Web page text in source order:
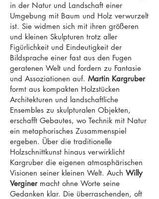
in der Natur und Landschaft einer
Umgebung mit Baum und Holz verwurzelt
ist. Sie widmen sich mit ihren größeren
und kleinen Skulpturen trotz aller
Figürlichkeit und Eindeutigkeit der
Bildsprache einer fast aus den Fugen
geratenen Welt und fordern zu Fantasie
und Assoziationen auf. Martin Kargruber
formt aus kompakten Holzstücken
Architekturen und landschaftliche
Ensembles zu skulpturalen Objekten,
erschafft Gebautes, wo Technik mit Natur
ein metaphorisches Zusammenspiel
ergeben. Über die traditionelle
Holzschnittkunst hinaus verwirklicht
Kargruber die eigenen atmosphärischen
Visionen seiner kleinen Welt. Auch Willy
Verginermacht ohne Worte seine
Gedanken klar. Die überraschenden, oft